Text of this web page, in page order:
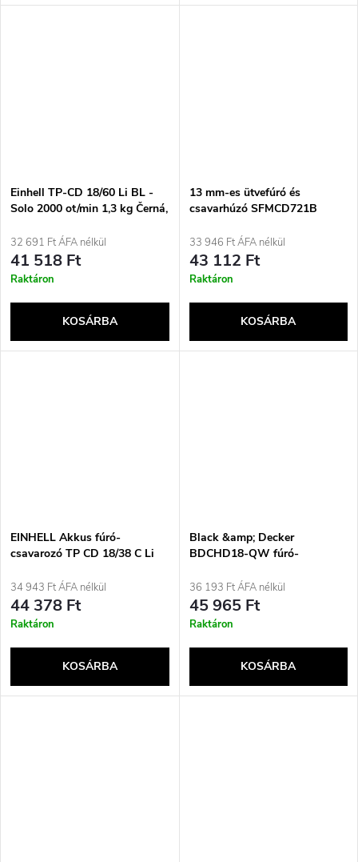
Einhell TP-CD 18/60 Li BL -
Solo 2000 ot/min 1,3 kg Černá,
32 691 Ft ÁFA nélkül
41 518 Ft
Raktáron
KOSÁRBA
13 mm-es ütvefúró és
csavarhúzó SFMCD721B
33 946 Ft ÁFA nélkül
43 112 Ft
Raktáron
KOSÁRBA
EINHELL Akkus fúró-
csavarozó TP CD 18/38 C Li
34 943 Ft ÁFA nélkül
44 378 Ft
Raktáron
KOSÁRBA
Black &amp; Decker
BDCHD18-QW fúró-
Fekete, Narancssárga
36 193 Ft ÁFA nélkül
45 965 Ft
Raktáron
KOSÁRBA